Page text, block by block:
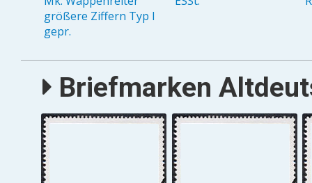
größere Ziffern Typ I
gepr.
Briefmarken